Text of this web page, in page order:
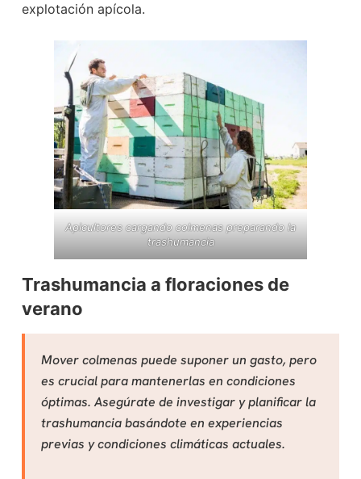
explotación apícola.
Apicultores cargando colmenas preparando la
trashumancia
Trashumancia a floraciones de
verano
Mover colmenas puede suponer un gasto, pero
es crucial para mantenerlas en condiciones
óptimas. Asegúrate de investigar y planificar la
trashumancia basándote en experiencias
previas y condiciones climáticas actuales.